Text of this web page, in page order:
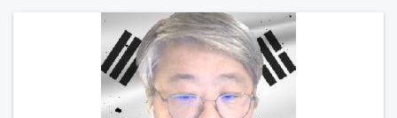
l’informatique, les sorties improvisées et les longues
discussions où l’on ne voit pas le temps passer. Je
ne suis clairement pas un grand cuisinier, mais je
peux au moins apporter la bonne humeur et aider à
faire la vaisselle. Je cherche une femme naturelle,
indépendante, avec de l’humour et de la